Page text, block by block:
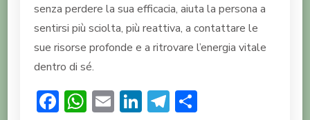
senza perdere la sua efficacia, aiuta la persona a
sentirsi più sciolta, più reattiva, a contattare le
sue risorse profonde e a ritrovare l’energia vitale
dentro di sé.
Facebook
WhatsApp
EmailLinkedIn
Telegram